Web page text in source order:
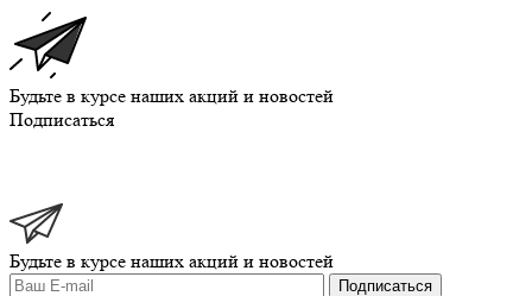
Будьте в курсе наших акций и новостей
Подписаться
Будьте в курсе наших акций и новостей
Подписаться